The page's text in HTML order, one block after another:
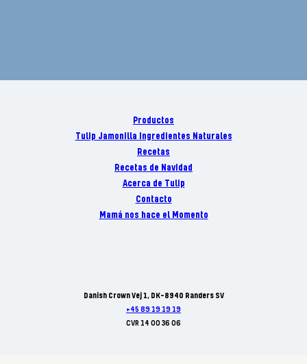
Productos
Tulip Jamonilla Ingredientes Naturales
Recetas
Recetas de Navidad
Acerca de Tulip
Contacto
Mamá nos hace el Momento
Danish Crown Vej 1, DK-8940 Randers SV
+45 89 19 19 19
CVR 14 00 36 06